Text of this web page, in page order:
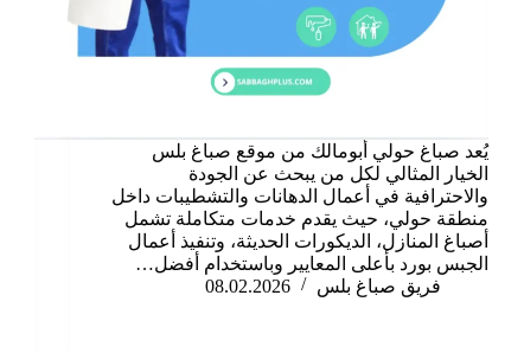
يُعد صباغ حولي أبومالك من موقع صباغ بلس
الخيار المثالي لكل من يبحث عن الجودة
والاحترافية في أعمال الدهانات والتشطيبات داخل
منطقة حولي، حيث يقدم خدمات متكاملة تشمل
أصباغ المنازل، الديكورات الحديثة، وتنفيذ أعمال
الجبس بورد بأعلى المعايير وباستخدام أفضل…
فريق صباغ بلس
08.02.2026